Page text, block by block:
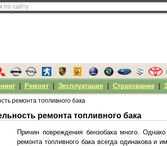
ремонта топливного бака
ремонта топливного бака
Причин повреждения бензобака много. Однако
ремонта топливного бака всегда одинакова и
| Ремонт| Эксплуатация Страхование|